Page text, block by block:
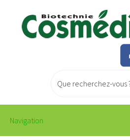
Navigation